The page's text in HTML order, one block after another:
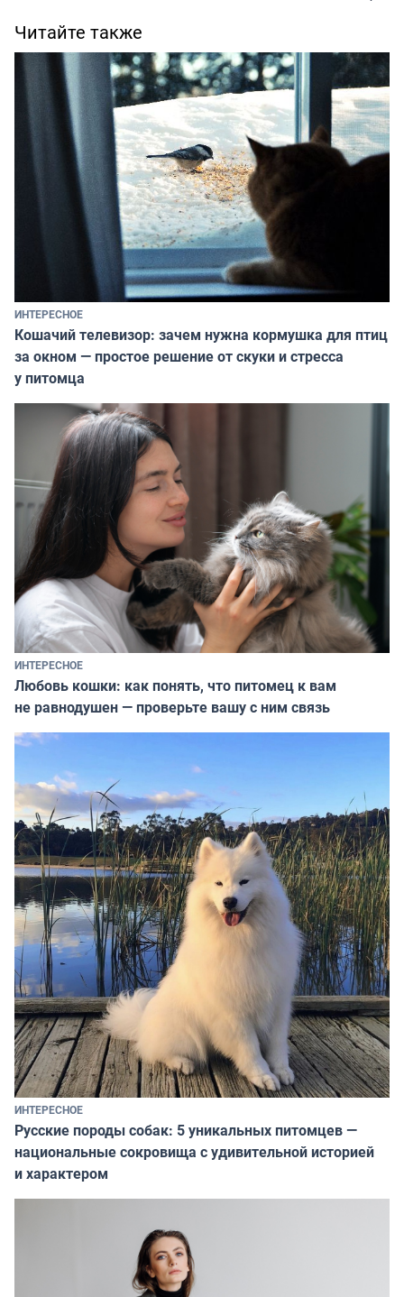
Читайте также
ИНТЕРЕСНОЕ
Кошачий телевизор: зачем нужна кормушка для птиц
за окном — простое решение от скуки и стресса
у питомца
ИНТЕРЕСНОЕ
Любовь кошки: как понять, что питомец к вам
не равнодушен — проверьте вашу с ним связь
ИНТЕРЕСНОЕ
Русские породы собак: 5 уникальных питомцев —
национальные сокровища с удивительной историей
и характером